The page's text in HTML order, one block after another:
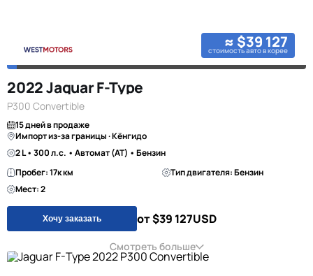
≈ $39 127
стоимость авто в корее
2022 Jaguar F-Type
P300 Convertible
15 дней в продаже
Импорт из-за границы · Кёнгидо
2 L • 300 л.с. • Автомат (AT) • Бензин
Пробег: 17к км
Тип двигателя: Бензин
Мест: 2
Хочу заказать от $39 127USD
Смотреть больше